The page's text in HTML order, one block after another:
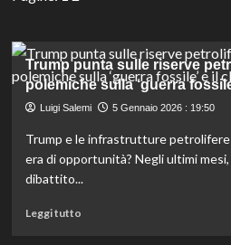
trasformano
il
di
comunità
indigena
con
foresta
Trump punta sulle riserve
polemiche sulla ‘guerra
Luigi Salemi 5 Gennaio 2026 : 19:50
Trump e le infrastrutture petrolifere
era di opportunità? Negli ultimi
dibattito...
Leggi tuttoLeggi